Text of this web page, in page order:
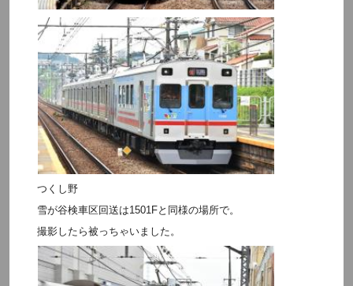
つくし野
雪が谷検車区回送は1501Fと同様の場所で。
撮影したら被っちゃいました。